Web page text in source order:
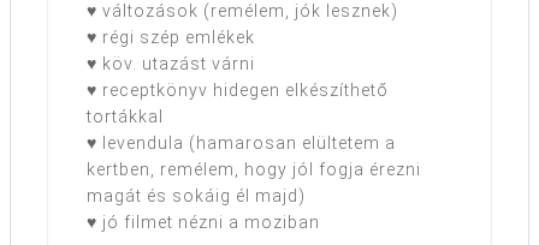
♥ változások (remélem, jók lesznek)
♥ régi szép emlékek
♥ köv. utazást várni
♥ receptkönyv hidegen elkészíthető
tortákkal
♥ levendula (hamarosan elültetem a
kertben, remélem, hogy jól fogja érezni
magát és sokáig él majd)
♥ jó filmet nézni a moziban